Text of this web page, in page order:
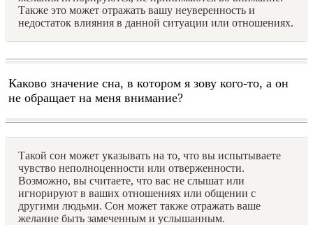
Также это может отражать вашу неуверенность и
недостаток влияния в данной ситуации или отношениях.
Каково значение сна, в котором я зову кого-то, а он
не обращает на меня внимание?
Такой сон может указывать на то, что вы испытываете
чувство неполноценности или отверженности.
Возможно, вы считаете, что вас не слышат или
игнорируют в ваших отношениях или общении с
другими людьми. Сон может также отражать ваше
желание быть замеченным и услышанным.